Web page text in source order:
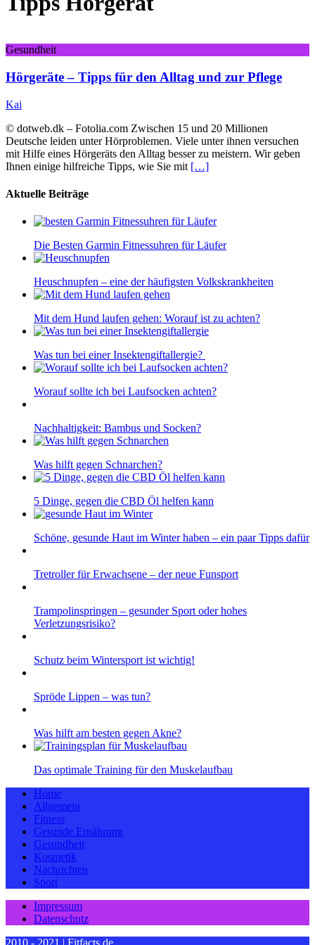
Gesundheit
Hörgeräte – Tipps für den Alltag und zur Pflege
Kai
© dotweb.dk – Fotolia.com Zwischen 15 und 20 Millionen
Deutsche leiden unter Hörproblemen. Viele unter ihnen versuchen
mit Hilfe eines Hörgeräts den Alltag besser zu meistern. Wir geben
Ihnen einige hilfreiche Tipps, wie Sie mit […]
Aktuelle Beiträge
Die Besten Garmin Fitnessuhren für Läufer
Heuschnupfen – eine der häufigsten Volkskrankheiten
Mit dem Hund laufen gehen: Worauf ist zu achten?
Was tun bei einer Insektengiftallergie?
Worauf sollte ich bei Laufsocken achten?
Nachhaltigkeit: Bambus und Socken?
Was hilft gegen Schnarchen?
5 Dinge, gegen die CBD Öl helfen kann
Schöne, gesunde Haut im Winter haben – ein paar Tipps dafür
Tretroller für Erwachsene – der neue Funsport
Trampolinspringen – gesunder Sport oder hohes
Verletzungsrisiko?
Schutz beim Wintersport ist wichtig!
Spröde Lippen – was tun?
Was hilft am besten gegen Akne?
Das optimale Training für den Muskelaufbau
Home
Allgemein
Fitness
Gesunde Ernährung
Gesundheit
Kosmetik
Nachrichten
Sport
Impressum
Datenschutz